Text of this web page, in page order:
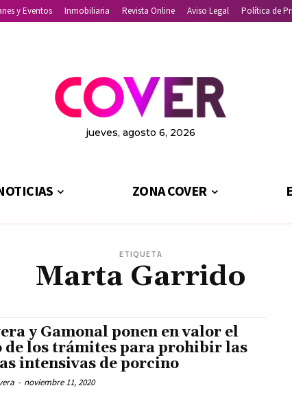
y Eventos Inmobiliaria Revista Online Aviso Legal Política de
jueves, agosto 6, 2026
ZONA COVER
ETIQUETA
Marta Garrido
y Gamonal ponen en valor el
los trámites para prohibir las
intensivas de porcino
- noviembre 11, 2020